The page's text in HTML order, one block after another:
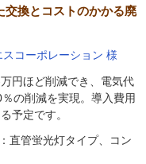
交換とコストのかかる廃
コーポレーション 様
円ほど削減でき、電気代
の削減を実現。導入費用
予定です。
直管蛍光灯タイプ、コン